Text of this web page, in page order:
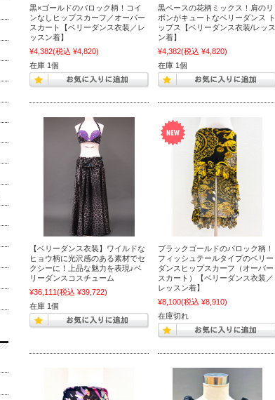
黒×ゴールドのバロック柄！コイ
ンなしヒップスカーフ／オーバー
スカート【ベリーダンス衣装／レ
ッスン着】
¥4,382(税込 ¥4,820)
在庫 1個
黒ベースの花柄ミックス！肩のリ
ボンがキュートなベリーダンス ト
ップス【ベリーダンス衣装/レッス
ン着】
¥4,382(税込 ¥4,820)
在庫 1個
【ベリーダンス衣装】ワイルドな
ヒョウ柄に光沢感のある素材でセ
クシーに！上品な魅力を表現♪ベ
リーダンスコスチューム
¥36,111(税込 ¥39,722)
在庫 1個
ブラックゴールドのバロック柄！
フィッシュテールタイプのベリー
ダンスヒップスカーフ（オーバー
スカート）【ベリーダンス衣装／
レッスン着】
¥8,100(税込 ¥8,910)
在庫切れ